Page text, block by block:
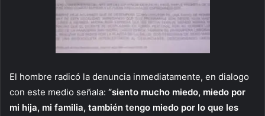
El hombre radicó la denuncia inmediatamente, en dialogo
con este medio señala: “siento mucho miedo, miedo por
mi hija, mi familia, también tengo miedo por lo que les